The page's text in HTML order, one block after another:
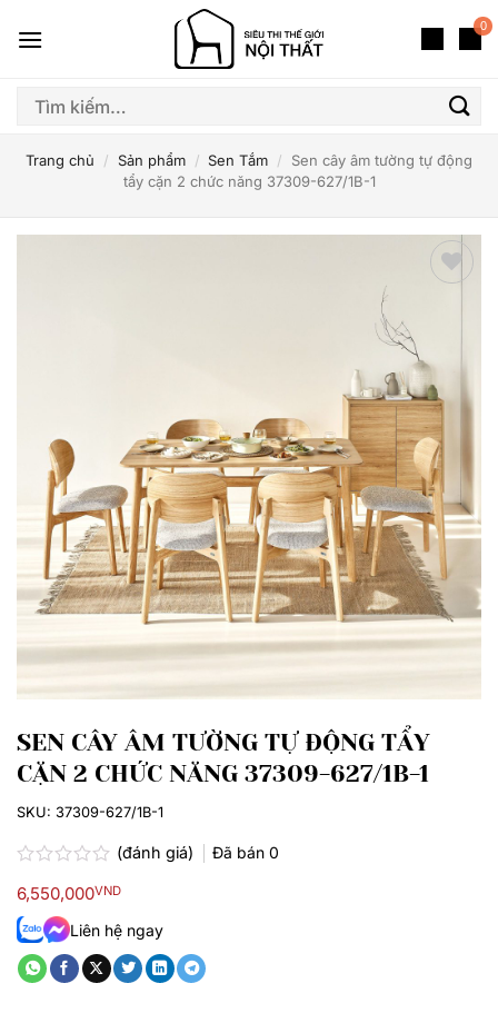
qua
dung
0
Tìm
Trang chủ / Sản phẩm / Sen Tắm /
Sen cây âm tường tự động
tẩy cặn 2 chức năng 37309-627/1B-1
SEN CÂY ÂM TƯỜNG TỰ ĐỘNG TẨY
CẶN 2 CHỨC NĂNG 37309-627/1B-1
xếp
hạng
0.0
5
sao
(đánh giá) Đã bán 0
6,550,000VND
Liên hệ ngay
SKU: 37309-627/1B-1